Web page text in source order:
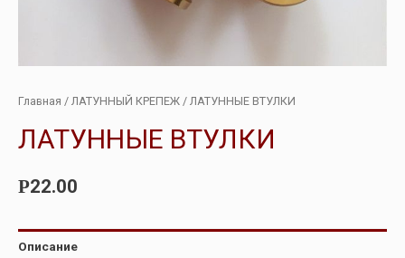
Главная / ЛАТУННЫЙ КРЕПЕЖ / ЛАТУННЫЕ ВТУЛКИ
ЛАТУННЫЕ ВТУЛКИ
Р22.00
Описание